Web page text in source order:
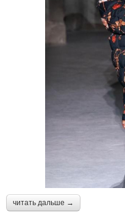
читать дальше →